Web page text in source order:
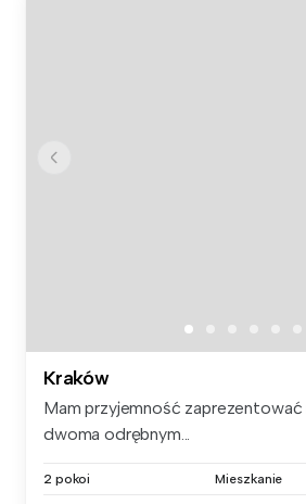
Kraków
Mam przyjemność zaprezentować
dwoma odrębnym...
2 pokoi Mieszkanie